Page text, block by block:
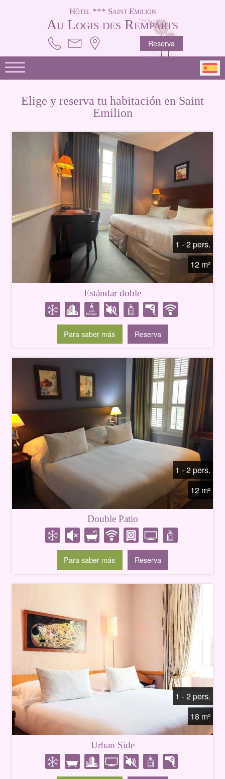
Hôtel *** Saint Emilion
Au Logis des Remparts
Reserva
Elige y reserva tu habitación en Saint
Emilion
1 - 2 pers.
12 m²
Estándar doble
Para saber más Reserva
1 - 2 pers.
12 m²
Double Patio
Para saber más Reserva
1 - 2 pers.
18 m²
Urban Side